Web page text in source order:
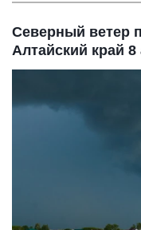
Северный ветер
Алтайский край 8